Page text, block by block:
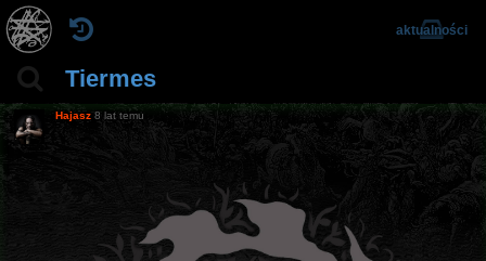
Tiermes
aktualności
Hajasz 8 lat temu